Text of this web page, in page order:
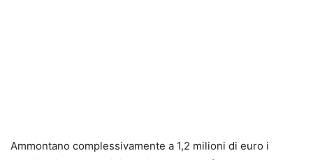
Ammontano complessivamente a 1,2 milioni di euro i